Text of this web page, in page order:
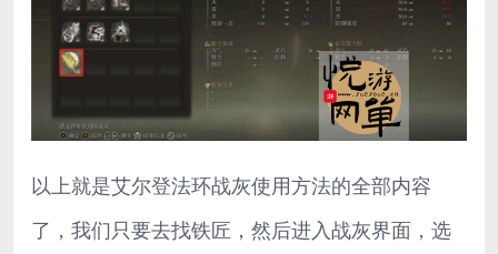
以上就是艾尔登法环战灰使用方法的全部内容
了，我们只要去找铁匠，然后进入战灰界面，选